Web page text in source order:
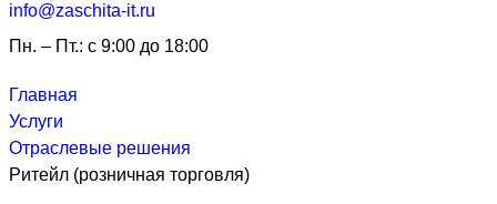
info@zaschita-it.ru
Пн. – Пт.: с 9:00 до 18:00
Главная
Услуги
Отраслевые решения
Ритейл (розничная торговля)